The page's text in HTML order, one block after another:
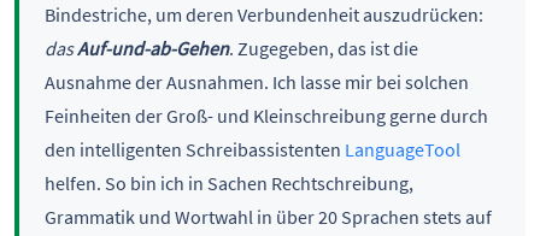
Bindestriche, um deren Verbundenheit auszudrücken:
dasAuf-und-ab-Gehen. Zugegeben, das ist die
Ausnahme der Ausnahmen. Ich lasse mir bei solchen
Feinheiten der Groß- und Kleinschreibung gerne durch
den intelligenten Schreibassistenten LanguageTool
helfen. So bin ich in Sachen Rechtschreibung,
Grammatik und Wortwahl in über 20 Sprachen stets auf